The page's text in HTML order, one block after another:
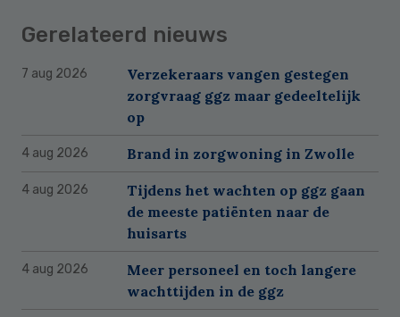
Gerelateerd nieuws
7 aug 2026
Verzekeraars vangen gestegen
zorgvraag ggz maar gedeeltelijk
op
4 aug 2026 Brand in zorgwoning in Zwolle
4 aug 2026
Tijdens het wachten op ggz gaan
de meeste patiënten naar de
huisarts
4 aug 2026
Meer personeel en toch langere
wachttijden in de ggz